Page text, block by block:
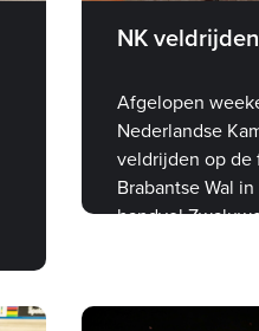
NK
Afgelopen
Nederlandse
veldrijden op de
Brabantse Wal
handvol